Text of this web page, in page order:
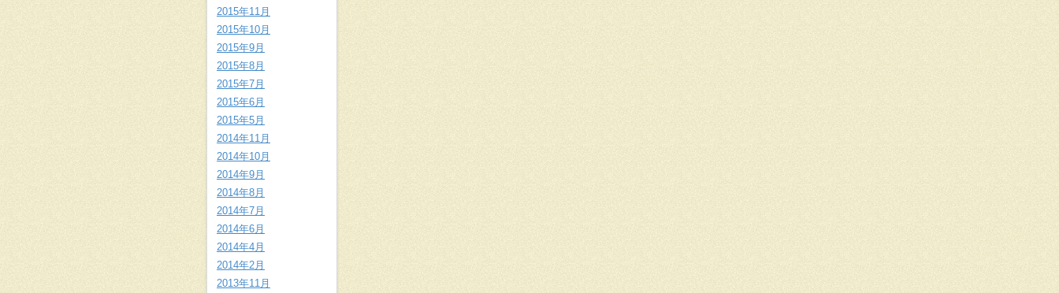
2015年11月
2015年10月
2015年9月
2015年8月
2015年7月
2015年6月
2015年5月
2014年11月
2014年10月
2014年9月
2014年8月
2014年7月
2014年6月
2014年4月
2014年2月
2013年11月